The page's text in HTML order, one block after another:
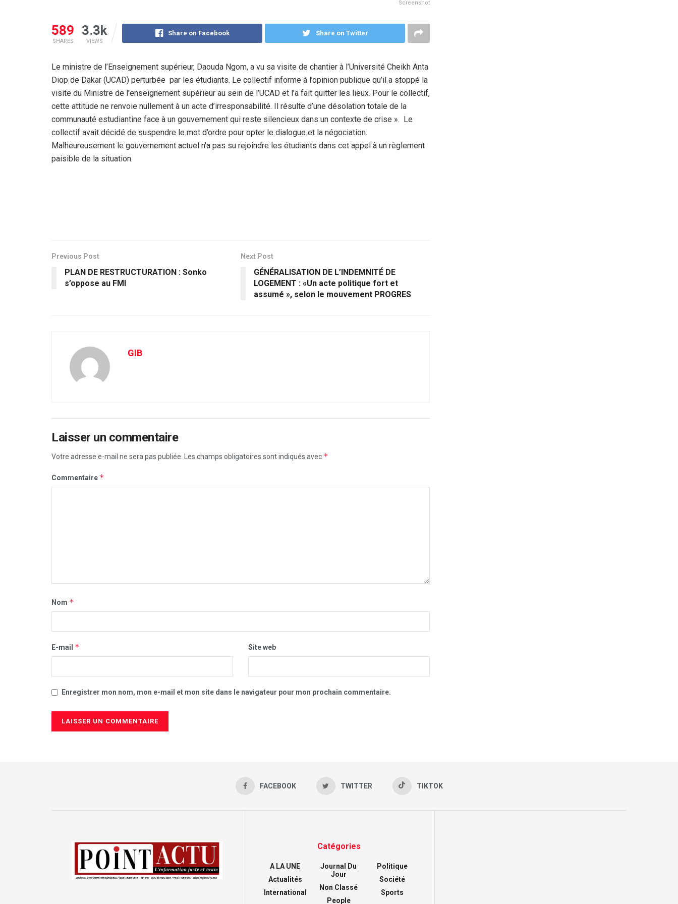
Screenshot
589
SHARES
3.3k
VIEWS
Share on Facebook Share on Twitter
Le ministre de l’Enseignement supérieur, Daouda Ngom, a vu sa visite de chantier à l’Université Cheikh Anta
Diop de Dakar (UCAD) perturbée par les étudiants. Le collectif informe à l’opinion publique qu’il a stoppé la
visite du Ministre de l’enseignement supérieur au sein de l’UCAD et l’a fait quitter les lieux. Pour le collectif,
cette attitude ne renvoie nullement à un acte d’irresponsabilité. Il résulte d’une désolation totale de la
communauté estudiantine face à un gouvernement qui reste silencieux dans un contexte de crise ». Le
collectif avait décidé de suspendre le mot d’ordre pour opter le dialogue et la négociation.
Malheureusement le gouvernement actuel n’a pas su rejoindre les étudiants dans cet appel à un règlement
paisible de la situation.
Previous Post
PLAN DE RESTRUCTURATION : Sonko
s’oppose au FMI
Next Post
GÉNÉRALISATION DE L’INDEMNITÉ DE
LOGEMENT : «Un acte politique fort et
assumé », selon le mouvement PROGRES
GIB
Laisser un commentaire
Votre adresse e-mail ne sera pas publiée. Les champs obligatoires sont indiqués avec *
Commentaire *
Nom *
E-mail * Site web
Enregistrer mon nom, mon e-mail et mon site dans le navigateur pour mon prochain commentaire.
FACEBOOK TWITTER TIKTOK
Catégories
A LA UNE
Actualités
International
Journal Du
Jour
Non Classé
People
Politique
Société
Sports